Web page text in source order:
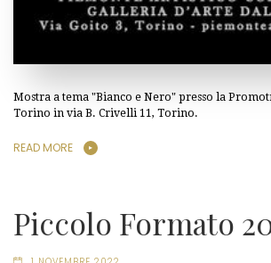
Mostra a tema "Bianco e Nero" presso la
Torino in via B. Crivelli 11, Torino.
READ MORE
Piccolo Formato